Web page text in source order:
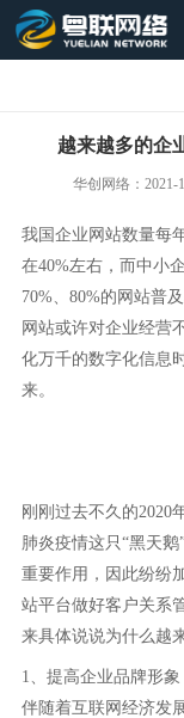
越来越多的企
华创网络：
我国企业网站数量每
在40%左右，而中小
70%、80%的网站普
网站或许对企业经营
化万千的数字化信息
来。
刚刚过去不久的2020
肺炎疫情这只“黑天
重要作用，因此纷纷
站平台做好客户关系
来具体说说为什么越
1、提高企业品牌形象
伴随着互联网经济发